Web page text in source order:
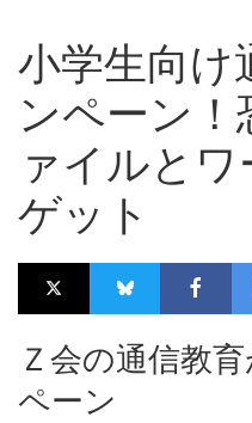
小学生向け
ンペーン！
ァイルと
ゲット
Ｚ会の通信教
ペーン